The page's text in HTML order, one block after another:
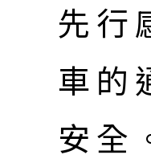
先行
車的
安全